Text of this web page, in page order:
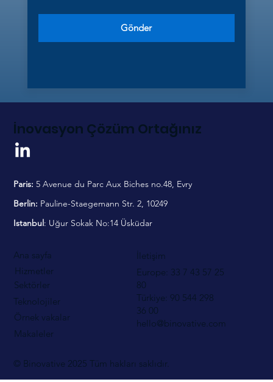
Gönder
İnovasyon Çözüm Ortağınız
Paris:5 Avenue du Parc Aux Biches no.48, Evry
Berlin: Pauline-Staegemann Str. 2, 10249
Istanbul: Uğur Sokak No:14 Üsküdar
Ana sayfa
Hizmetler
Sektörler
Teknolojiler
Örnek vakalar
Makaleler
İletişim
Europe: 33 7 43 57 25
80
Türkiye: 90 544 298
36 00
hello@binovative.com
© Binovative 2025Tüm hakları saklıdır.